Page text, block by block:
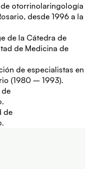
otorrinolaringología
desde 1996 a la
de la Cátedra de
de Medicina de
de especialistas en
(1980 – 1993).
de